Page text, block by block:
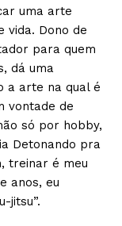
uma arte
vida. Dono de
para quem
dá uma
a arte na qual é
vontade de
só por hobby,
Detonando pra
treinar é meu
anos, eu
jitsu”.